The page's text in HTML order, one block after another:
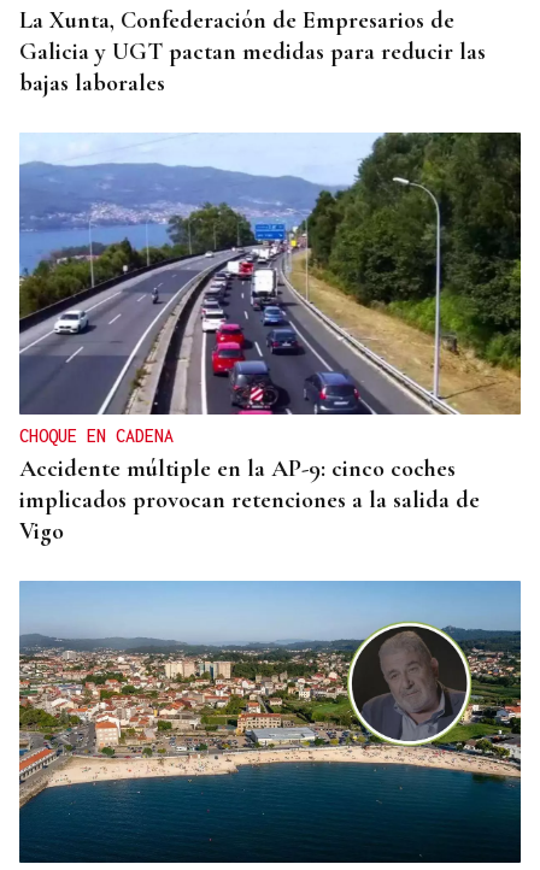
La Xunta, Confederación de Empresarios de
Galicia y UGT pactan medidas para reducir las
bajas laborales
CHOQUE EN CADENA
Accidente múltiple en la AP-9: cinco coches
implicados provocan retenciones a la salida de
Vigo